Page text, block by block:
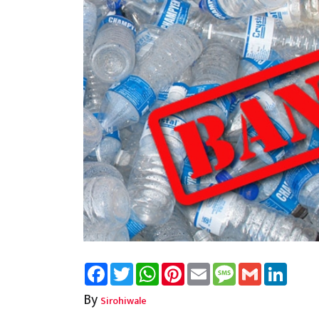
FacebookTwitterWhatsAppPinterest
Email Message
Gmail
By Sirohiwale